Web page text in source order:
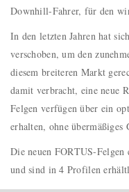
Downhill-Fahrer, für den
In den letzten Jahren hat
verschoben, um den
diesem breiteren Markt
damit verbracht, eine neue
Felgen verfügen über ein
erhalten, ohne übermäßiges
Die neuen FORTUS-Felgen
und sind in 4 Profilen